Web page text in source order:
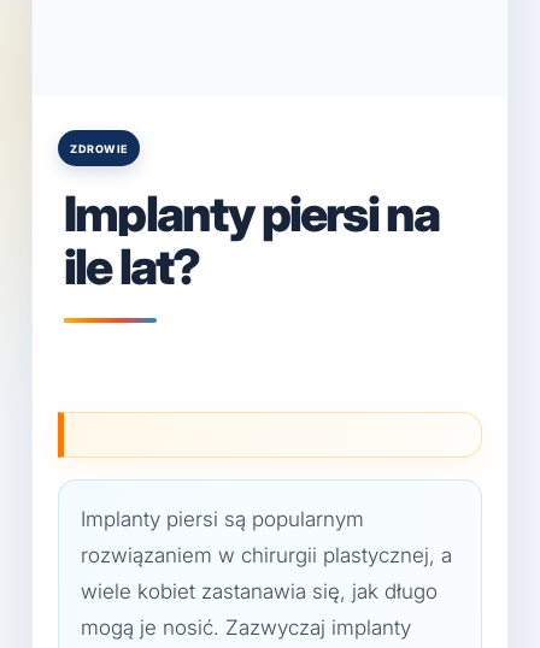
Posted
ZDROWIE
Implanty piersi na
ile lat?
Implanty piersi są popularnym
rozwiązaniem w chirurgii plastycznej, a
wiele kobiet zastanawia się, jak długo
mogą je nosić. Zazwyczaj implanty